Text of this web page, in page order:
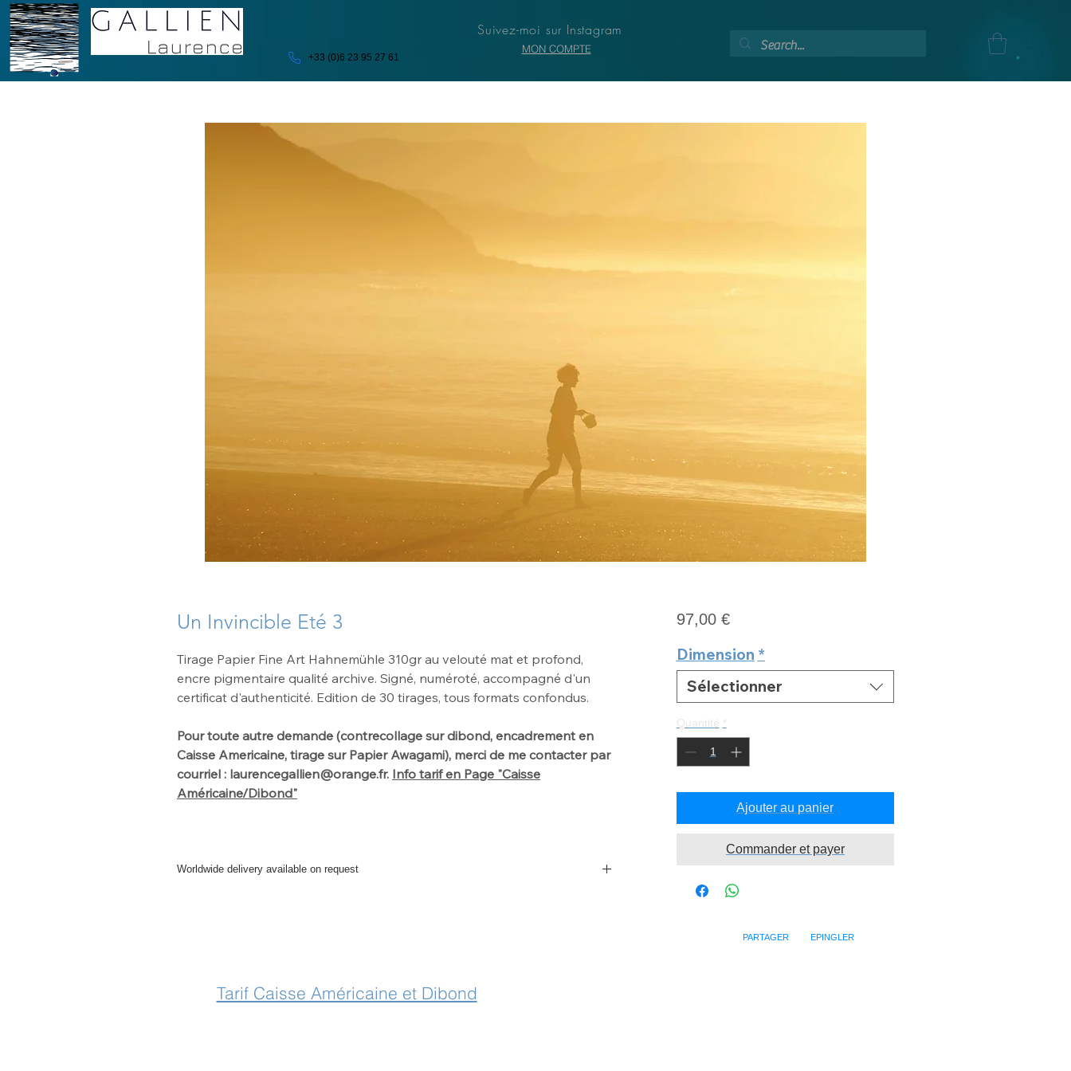
+33 (0)6 23 95 27 61
Suivez-moi sur Instagram
MON COMPTE
Un Invincible Eté 3
Tirage Papier Fine Art Hahnemühle 310gr au velouté mat et profond,
encre pigmentaire qualité archive. Signé, numéroté, accompagné d'un
certificat d'authenticité. Edition de 30 tirages, tous formats confondus.
Pour toute autre demande (contrecollage sur dibond, encadrement en
Caisse Americaine, tirage sur Papier Awagami), merci de me contacter par
courriel : laurencegallien@orange.fr. Info tarif en Page "Caisse
Américaine/Dibond"
Worldwide delivery available on request
97,00 €Prix
Dimension *
Sélectionner
Ajouter au panier
Commander et payer
PARTAGER EPINGLER
Tarif Caisse Américaine et Dibond